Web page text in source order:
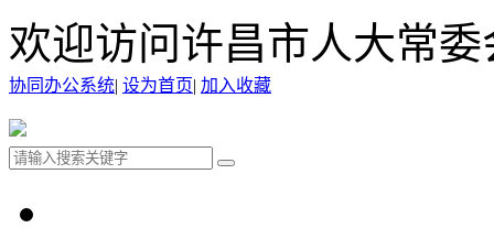
欢迎访问许昌市人大常
协同办公系统| 设为首页| 加入收藏